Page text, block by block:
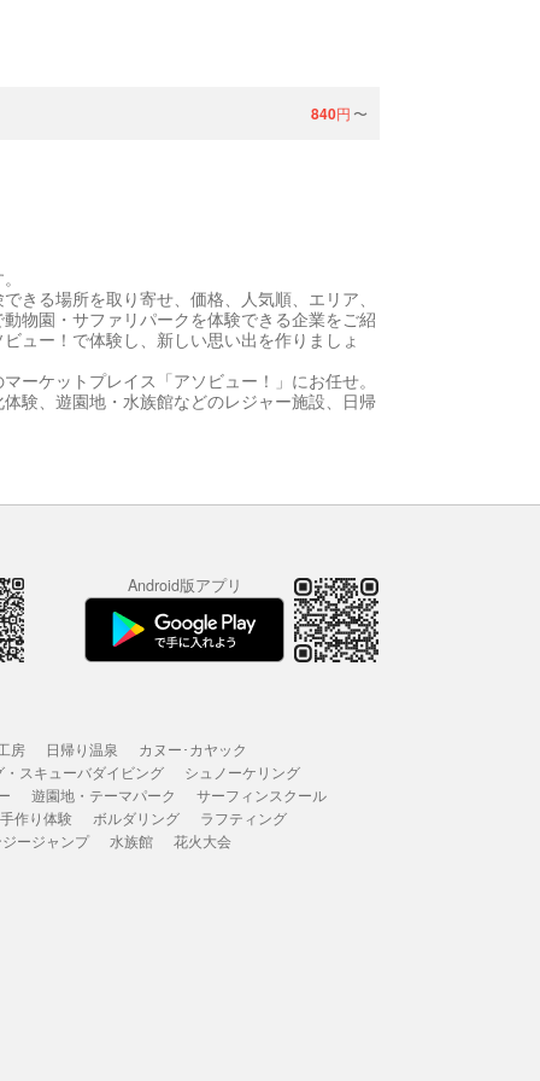
840円 〜
きる場所を取り寄せ、価格、人気順、エリア、
物園・サファリパークを体験できる企業をご紹
ュー！で体験し、新しい思い出を作りましょ
ーケットプレイス「アソビュー！」にお任せ。
験、遊園地・水族館などのレジャー施設、日帰
Android版アプリ
房 日帰り温泉
カヌー･カヤック
・スキューバダイビング
シュノーケリング
遊園地・テーマパーク
サーフィンスクール
作り体験
ボルダリング
ラフティング
ージャンプ
水族館 花火大会